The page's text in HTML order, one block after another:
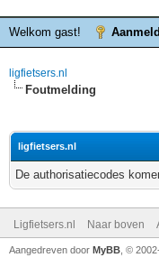
Welkom gast!
ligfietsers.nl
Foutmelding
ligfietsers.nl
De authorisatiecodes
Ligfietsers.nl Naar boven
Aangedreven door MyBB , ©